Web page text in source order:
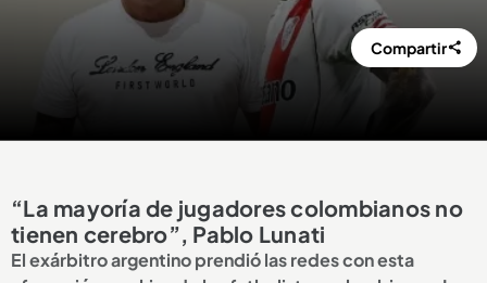
Compartir
“La mayoría de jugadores colombianos no
tienen cerebro”, Pablo Lunati
El exárbitro argentino prendió las redes con esta